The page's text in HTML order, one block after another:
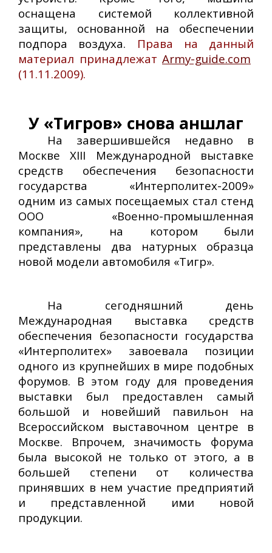
оснащена системой коллективной
защиты, основанной на обеспечении
подпора воздуха. Права на данный
материал принадлежат Army-guide.com
(11.11.2009).
У «Тигров» снова аншлаг
На завершившейся недавно в
Москве XIII Международной выставке
средств обеспечения безопасности
государства «Интерполитех-2009»
одним из самых посещаемых стал стенд
ООО «Военно-промышленная
компания», на котором были
представлены два натурных образца
новой модели автомобиля «Тигр».
На сегодняшний день
Международная выставка средств
обеспечения безопасности государства
«Интерполитех» завоевала позиции
одного из крупнейших в мире подобных
форумов. В этом году для проведения
выставки был предоставлен самый
большой и новейший павильон на
Всероссийском выставочном центре в
Москве. Впрочем, значимость форума
была высокой не только от этого, а в
большей степени от количества
принявших в нем участие предприятий
и представленной ими новой
продукции.